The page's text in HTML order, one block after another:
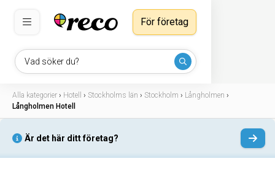
Vad söker du?
För företag
Alla kategorier › Hotell › Stockholms län › Stockholm › Långholmen ›
Långholmen Hotell
Är det här ditt företag?